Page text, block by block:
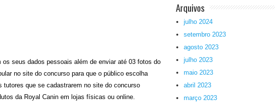
seus dados pessoais além de enviar até 03 fotos do
no site do concurso para que o público escolha
tutores que se cadastrarem no site do concurso
da Royal Canin em lojas físicas ou online.
Arquivos
julho 2024
setembro 2023
agosto 2023
julho 2023
maio 2023
abril 2023
março 2023